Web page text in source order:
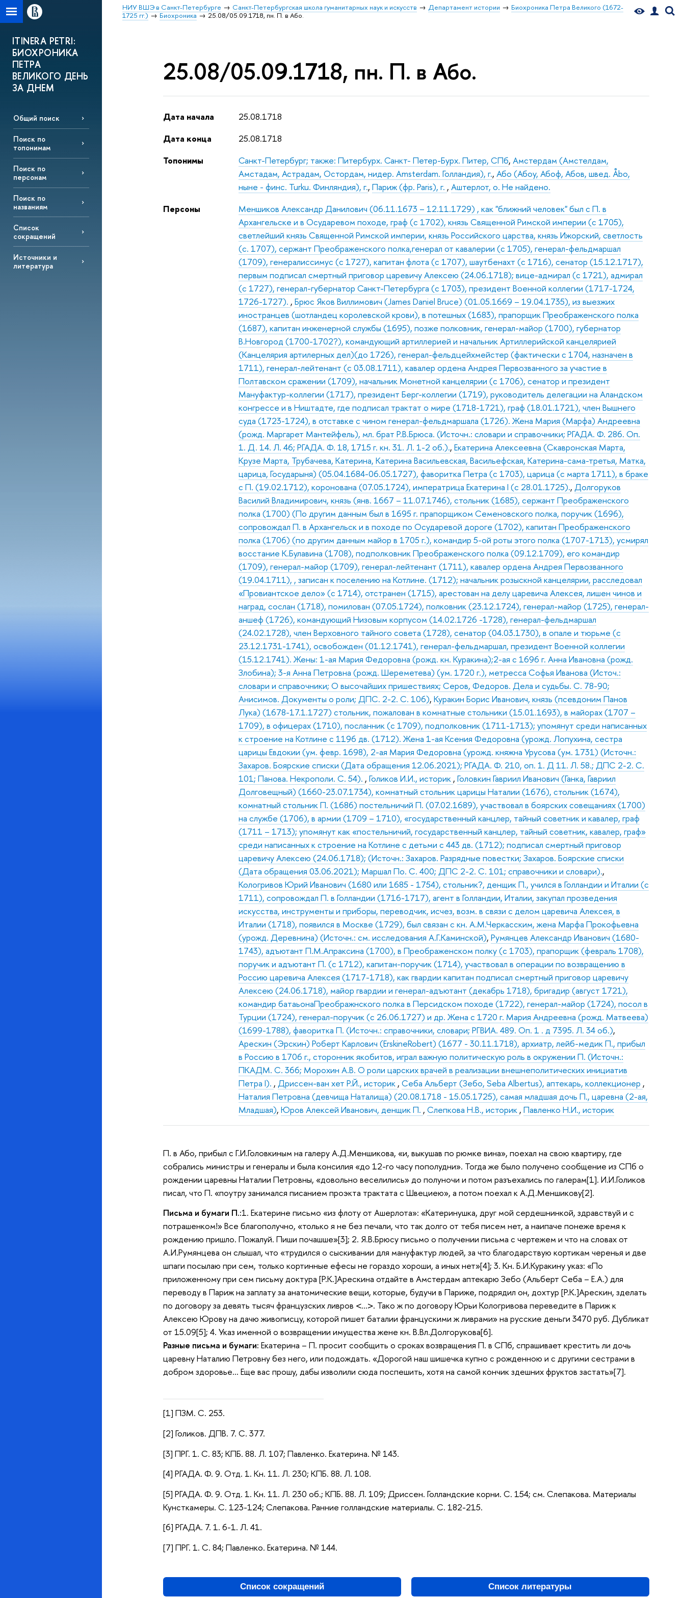
НИУ ВШЭ в Санкт-Петербурге Санкт-Петербургская школа гуманитарных наук и искусств Департамент истории
Биохроника Петра Великого (1672-
1725 гг.)
Биохроника 25.08/05.09.1718, пн. П. в Або.
ITINERA PETRI:
БИОХРОНИКА
ПЕТРА
ВЕЛИКОГО ДЕНЬ
ЗА ДНЕМ
Общий поиск
Поиск по
топонимам
Поиск по
персонам
Поиск по
названиям
Список
сокращений
Источники и
литература
25.08/05.09.1718, пн. П. в Або.
Дата начала
25.08.1718
Дата конца
25.08.1718
Топонимы
Санкт-Петербург; также: Питербурх. Санкт- Петер-Бурх. Питер, СПб,Амстердам (Амстелдам,
Амстадам, Астрадам, Остордам, нидер. Amsterdam. Голландия), г.,Або (Абоу, Абоф, Абов, швед. Åbo,
ныне - финс. Turku. Финляндия), г.,Париж (фр. Paris), г. ,Аштерлот, о. Не найдено.
Персоны
Меншиков Александр Данилович (06.11.1673 – 12.11.1729) , как "ближний человек" был с П. в
Архангельске и в Осударевом походе, граф (с 1702), князь Священной Римской империи (с 1705),
светлейший князь Священной Римской империи, князь Российского царства, князь Ижорский, светлость
(с. 1707), сержант Преображенского полка,генерал от кавалерии (с 1705), генерал-фельдмаршал
(1709), генералиссимус (с 1727), капитан флота (с 1707), шаутбенахт (с 1716), сенатор (15.12.1717),
первым подписал смертный приговор царевичу Алексею (24.06.1718); вице-адмирал (с 1721), адмирал
(с 1727), генерал-губернатор Санкт-Петербурга (с 1703), президент Военной коллегии (1717-1724,
1726-1727). ,Брюс Яков Виллимович (James Daniel Bruce) (01.05.1669 – 19.04.1735), из выезжих
иностранцев (шотландец королевской крови), в потешных (1683), прапорщик Преображенского полка
(1687), капитан инженерной службы (1695), позже полковник, генерал-майор (1700), губернатор
В.Новгород (1700-1702?), командующий артиллерией и начальник Артиллерийской канцелярией
(Канцелярия артилерных дел)(до 1726), генерал-фельдцейхмейстер (фактически с 1704, назначен в
1711), генерал-лейтенант (с 03.08.1711), кавалер ордена Андрея Первозванного за участие в
Полтавском сражении (1709), начальник Монетной канцелярии (с 1706), сенатор и президент
Мануфактур-коллегии (1717), президент Берг-коллегии (1719), руководитель делегации на Аландском
конгрессе и в Ништадте, где подписал трактат о мире (1718-1721), граф (18.01.1721), член Вышнего
суда (1723-1724), в отставке с чином генерал-фельдмаршала (1726). Жена Мария (Марфа) Андреевна
(рожд. Маргарет Мантейфель), мл. брат Р.В.Брюса. (Источн.: словари и справочники; РГАДА. Ф. 286. Оп.
1. Д. 14. Л. 46; РГАДА. Ф. 18, 1715 г. кн. 31. Л. 1-2 об.).,Екатерина Алексеевна (Скавронская Марта,
Крузе Марта, Трубачева, Катерина, Катерина Васильевская, Васильефская, Катерина-сама-третья, Матка,
царица, Государыня) (05.04.1684-06.05.1727), фаворитка Петра (с 1703), царица (с марта 1711), в браке
с П. (19.02.1712), коронована (07.05.1724), императрица Екатерина I (с 28.01.1725).,Долгоруков
Василий Владимирович, князь (янв. 1667 – 11.07.1746), стольник (1685), сержант Преображенского
полка (1700) (По другим данным был в 1695 г. прапорщиком Семеновского полка, поручик (1696),
сопровождал П. в Архангельск и в походе по Осударевой дороге (1702), капитан Преображенского
полка (1706) (по другим данным майор в 1705 г.), командир 5-ой роты этого полка (1707-1713), усмирял
восстание К.Булавина (1708), подполковник Преображенского полка (09.12.1709), его командир
(1709), генерал-майор (1709), генерал-лейтенант (1711), кавалер ордена Андрея Первозванного
(19.04.1711), , записан к поселению на Котлине. (1712); начальник розыскной канцелярии, расследовал
«Провиантское дело» (с 1714), отстранен (1715), арестован на делу царевича Алексея, лишен чинов и
наград, сослан (1718), помилован (07.05.1724), полковник (23.12.1724), генерал-майор (1725), генерал-
аншеф (1726), командующий Низовым корпусом (14.02.1726 -1728), генерал-фельдмаршал
(24.02.1728), член Верховного тайного совета (1728), сенатор (04.03.1730), в опале и тюрьме (с
23.12.1731-1741), освобожден (01.12.1741), генерал-фельдмаршал, президент Военной коллегии
(15.12.1741). Жены: 1-ая Мария Федоровна (рожд. кн. Куракина);2-ая с 1696 г. Анна Ивановна (рожд.
Злобина); 3-я Анна Петровна (рожд. Шереметева) (ум. 1720 г.), метресса Софья Иванова (Источ.:
словари и справочники; О высочайших пришествиях; Серов, Федоров. Дела и судьбы. С. 78-90;
Анисимов. Документы о роли; ДПС. 2-2. С. 106),Куракин Борис Иванович, князь (псевдоним Панов
Лука) (1678-17.1.1727) стольник, пожалован в комнатные стольники (15.01.1693), в майорах (1707 –
1709), в офицерах (1710), посланник (с 1709), подполковник (1711-1713); упомянут среди написанных
к строение на Котлине с 1196 дв. (1712). Жена 1-ая Ксения Федоровна (урожд. Лопухина, сестра
царицы Евдокии (ум. февр. 1698), 2-ая Мария Федоровна (урожд. княжна Урусова (ум. 1731) (Источн.:
Захаров. Боярские списки (Дата обращения 12.06.2021); РГАДА. Ф. 210, оп. 1. Д 11. Л. 58.; ДПС 2-2. С.
101; Панова. Некрополи. С. 54). ,Голиков И.И., историк ,Головкин Гавриил Иванович (Ганка, Гавриил
Долговещный) (1660-23.07.1734), комнатный стольник царицы Наталии (1676), стольник (1674),
комнатный стольник П. (1686) постельничий П. (07.02.1689), участвовал в боярских совещаниях (1700)
на службе (1706), в армии (1709 – 1710), «государственный канцлер, тайный советник и кавалер, граф
(1711 – 1713); упомянут как «постельничий, государственный канцлер, тайный советник, кавалер, граф»
среди написанных к строение на Котлине с детьми с 443 дв. (1712); подписал смертный приговор
царевичу Алексею (24.06.1718); (Источн.: Захаров. Разрядные повестки; Захаров. Боярские списки
(Дата обращения 03.06.2021); Маршал По. С. 400; ДПС 2-2. С. 101; справочники и словари).,
Кологривов Юрий Иванович (1680 или 1685 - 1754), стольник?, денщик П., учился в Голландии и Италии (с
1711), сопровождал П. в Голландии (1716-1717), агент в Голландии, Италии, закупал прозведения
искусства, инструменты и приборы, переводчик, исчез, возм. в связи с делом царевича Алексея, в
Италии (1718), появился в Москве (1729), был связан с кн. А.М.Черкасским, жена Марфа Прокофьевна
(урожд. Деревнина) (Источн.: см. исследования А.Г.Каминской),Румянцев Александр Иванович (1680-
1743), адъютант П.М.Апраксина (1700), в Преображенском полку (с 1703), прапорщик (февраль 1708),
поручик и адъютант П. (с 1712), капитан-поручик (1714), участвовал в операции по возвращению в
Россию царевича Алексея (1717-1718), как гвардии капитан подписал смертный приговор царевичу
Алексею (24.06.1718), майор гвардии и генерал-адъютант (декабрь 1718), бригадир (август 1721),
командир батаьонаПреображнского полка в Персидском походе (1722), генерал-майор (1724), посол в
Турции (1724), генерал-поручик (с 26.06.1727) и др. Жена с 1720 г. Мария Андреевна (рожд. Матвеева)
(1699-1788), фаворитка П. (Источн.: справочники, словари; РГВИА. 489. Оп. 1 . д 7395. Л. 34 об.),
Арескин (Эрскин) Роберт Карлович (ErskineRobert) (1677 - 30.11.1718), архиатр, лейб-медик П., прибыл
в Россию в 1706 г., сторонник якобитов, играл важную политическую роль в окружении П. (Источн.:
ПКАДМ. С. 366; Морохин А.В. О роли царских врачей в реализации внешнеполитических инициатив
Петра I). ,Дриссен-ван хет Р.Й., историк ,Себа Альберт (Зебо, Seba Albertus), аптекарь, коллекционер ,
Наталия Петровна (девчища Наталища) (20.08.1718 - 15.05.1725), самая младшая дочь П., царевна (2-ая,
Младшая),Юров Алексей Иванович, денщик П. ,Слепкова Н.В., историк ,Павленко Н.И., историк
П. в Або, прибыл с Г.И.Головкиным на галеру А.Д.Меншикова, «и, выкушав по рюмке вина», поехал на свою квартиру, где
собрались министры и генералы и была консилия «до 12-го часу пополудни». Тогда же было получено сообщение из СПб о
рождении царевны Наталии Петровны, «довольно веселились» до полуночи и потом разъехались по галерам[1]. И.И.Голиков
писал, что П. «поутру занимался писанием проэкта трактата с Швециею», а потом поехал к А.Д.Меншикову[2].
Письма и бумаги П.:1. Екатерине письмо «из флоту от Ашерлота»: «Катеринушка, друг мой сердешнинкой, здравствуй и с
потрашенком!» Все благополучно, «только я не без печали, что так долго от тебя писем нет, а наипаче понеже время к
рождению пришло. Пожалуй. Пиши почашше»[3]; 2. Я.В.Брюсу письмо о получении письма с чертежем и что на словах от
А.И.Румянцева он слышал, что «трудился о сыскивании для мануфактур людей, за что благодарствую кортикам черенья и две
шпаги посылаю при сем, только кортинные ефесы не гораздо хороши, а иных нет»[4]; 3. Кн. Б.И.Куракину указ: «По
приложенному при сем письму доктура [Р.К.]Арескина отдайте в Амстердам аптекарю Зебо (Альберт Себа – Е.А.) для
переводу в Париж на заплату за анатомические вещи, которые, будучи в Париже, подрядил он, дохтур [Р.К.]Арескин, зделать
по договору за девять тысяч французских ливров <…>. Тако ж по договору Юрьи Кологривова переведите в Париж к
Алексею Юрову на дачю живописцу, которой пишет баталии францускими ж ливрами» на русские деньги 3470 руб. Дубликат
от 15.09[5]; 4. Указ именной о возвращении имущества жене кн. В.Вл.Долгорукова[6].
Разные письма и бумаги: Екатерина – П. просит сообщить о сроках возвращения П. в СПб, спрашивает крестить ли дочь
царевну Наталию Петровну без него, или подождать. «Дорогой наш шишечка купно с рожденною и с другими сестрами в
добром здоровье... Еще вас прошу, дабы изволили сюда поспешить, хотя на самой кончик здешних фруктов застать»[7].
[1] ПЗМ. С. 253.
[2] Голиков. ДПВ. 7. С. 377.
[3] ПРГ. 1. С. 83; КПБ. 88. Л. 107; Павленко. Екатерина. № 143.
[4] РГАДА. Ф. 9. Отд. 1. Кн. 11. Л. 230; КПБ. 88. Л. 108.
[5] РГАДА. Ф. 9. Отд. 1. Кн. 11. Л. 230 об.; КПБ. 88. Л. 109; Дриссен. Голландские корни. С. 154; см. Слепакова. Материалы
Кунсткамеры. С. 123-124; Слепакова. Ранние голландские материалы. С. 182-215.
[6] РГАДА. 7. 1. 6-1. Л. 41.
[7] ПРГ. 1. С. 84; Павленко. Екатерина. № 144.
Список сокращений Список литературы